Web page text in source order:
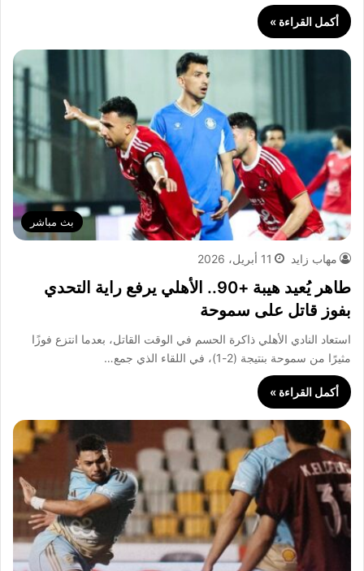
أكمل القراءة »
بث مباشر
مهاب زايد 11 أبريل، 2026
طاهر يُعيد هيبة +90.. الأهلي يرفع راية التحدي
بفوز قاتل على سموحة
استعاد النادي الأهلي ذاكرة الحسم في الوقت القاتل، بعدما انتزع فوزًا
مثيرًا من سموحة بنتيجة (2-1)، في اللقاء الذي جمع…
أكمل القراءة »